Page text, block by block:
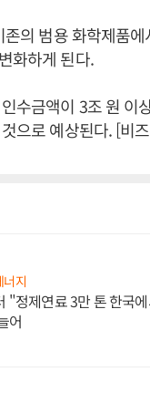
의 범용 화학제품
화하게 된다.
수금액이 3조 원 이
으로 예상된다. [비
너지
"정제연료 3만 톤 한국
어